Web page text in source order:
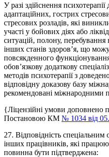
У разі здійснення
адаптаційних, гострих
стресових розладів, які
участі у бойових діях або
ситуацій, полону, перебування
інших станів здоров’я, що
повсякденного
обов’язкову додаткову
методів психотерапії з
відповідну доказову базу
рекомендовані міжнародними
{Ліцензійні умови доповнено
Постановою КМ № 1034 від
27. Відповідність
інших працівників, які
повинна бути підтверджена: